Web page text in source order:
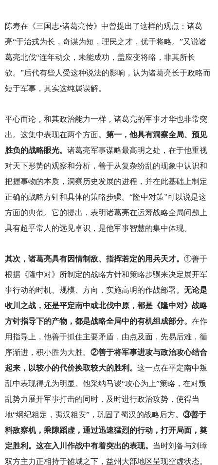
陈寿在《三国志•诸葛亮传》中曾提出了这样的观点：诸葛
亮“于治戎为长，奇谋为短，理民之才，优于将略。”又说诸
葛亮北伐“连年动众，未能成功，盖应变将略，非其所长
欤。”后代有些人受这种说法的影响，认为诸葛亮长于政略而
短于军事，其实这纯属误解。
平心而论，和其政治能力一样，诸葛亮的军事才华也非常突
出。这集中表现在两个方面。 第一，他具有洞察全局、预见
胜负的战略眼光。 诸葛亮军事谋略最高明之处，在于他重视
对天下形势的观察和分析，善于从复杂纷乱的现象中认识和
把握事物的本质，洞察历史发展的进程，并在此基础上制定
正确的战略方针和具体的策略步骤。“隆中对策”可以说是这
方面的典范。它的提出，表明诸葛亮在运筹战略全局问题上
具有超乎常人的远见卓识，是他军事智慧的集中体现。
其次，诸葛亮具有因情制敌、指挥若定的用兵天才。 ①善于
根据《隆中对》所制定的战略方针和策略步骤来决定展开军
事行动的时机、规模、方向，实施高明的作战部署。 无论是
收川之战，还是平定南中或北伐中原，都是《隆中对》战略
方针指导下的产物，都是战略全局中的有机组成部分。 在作
用指导上，他善于抓住主要矛盾，由点及面，先易后难，循
序渐进，积小胜为大胜。 ②善于将军事进攻与政治攻心结合
起来，以较小的代价换取较大的胜利。 这一点在平定南中叛
乱中表现得尤为明显。他采纳马谡“攻心为上”策略，在对叛
乱势力展开军事打击的同时，及时进行政治攻势，使得当
地“纲纪粗定，夷汉粗安”，巩固了蜀汉的战略后方。 ③善于
料敌察机，乘隙蹈虚，通过迅速猛烈的行动，打开局面，奠
定胜利。这在入川作战中有着突出的表现。 当时刘备与刘璋
双方主力正相持于雒城之下，益州大部地区呈现空虚状态。